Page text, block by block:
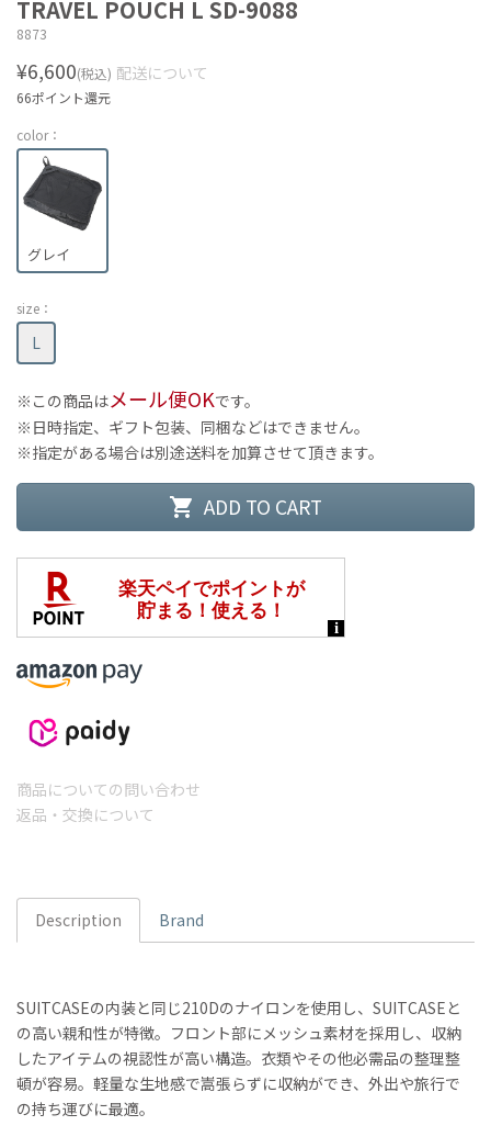
TRAVEL POUCH L SD-9088
8873
¥6,600(税込) 配送について
66ポイント還元
color：
グレイ
size：
L
この商品はメール便OKです。
日時指定、ギフト包装、同梱などはできません。
指定がある場合は別途送料を加算させて頂きます。
shopping_cart ADD TO CART
商品についての問い合わせ
返品・交換について
Description Brand
SUITCASEの内装と同じ210Dのナイロンを使用し、SUITCASEと
の高い親和性が特徴。フロント部にメッシュ素材を採用し、収納
したアイテムの視認性が高い構造。衣類やその他必需品の整理整
頓が容易。軽量な生地感で嵩張らずに収納ができ、外出や旅行で
の持ち運びに最適。